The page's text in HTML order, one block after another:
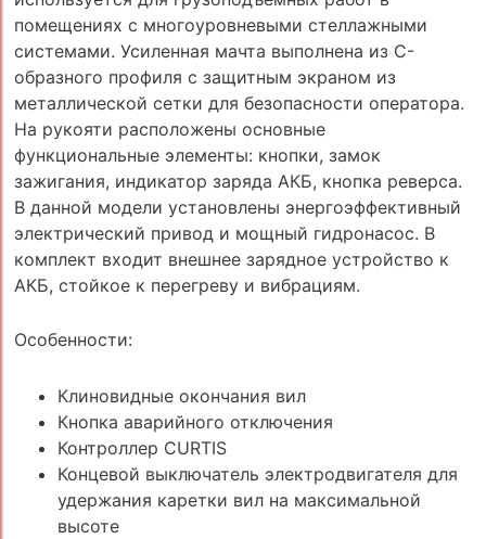
помещениях с многоуровневыми стеллажными
системами. Усиленная мачта выполнена из C-
образного профиля с защитным экраном из
металлической сетки для безопасности оператора.
На рукояти расположены основные
функциональные элементы: кнопки, замок
зажигания, индикатор заряда АКБ, кнопка реверса.
В данной модели установлены энергоэффективный
электрический привод и мощный гидронасос. В
комплект входит внешнее зарядное устройство к
АКБ, стойкое к перегреву и вибрациям.
Особенности:
Клиновидные окончания вил
Кнопка аварийного отключения
Контроллер CURTIS
Концевой выключатель электродвигателя для
удержания каретки вил на максимальной
высоте